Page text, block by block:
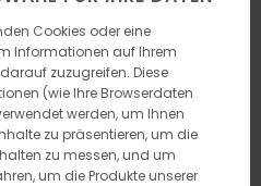
Cookies oder eine
Informationen auf Ihrem
zuzugreifen. Diese
(wie Ihre Browserdaten
werden, um Ihnen
zu präsentieren, um die
zu messen, und um
um die Produkte unserer